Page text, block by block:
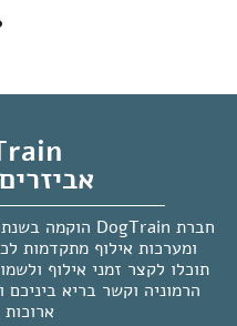
ומערכות אילוף מתקדמות
תוכלו לקצר זמני אילוף
הרמוניה וקשר בריא
ארוכות